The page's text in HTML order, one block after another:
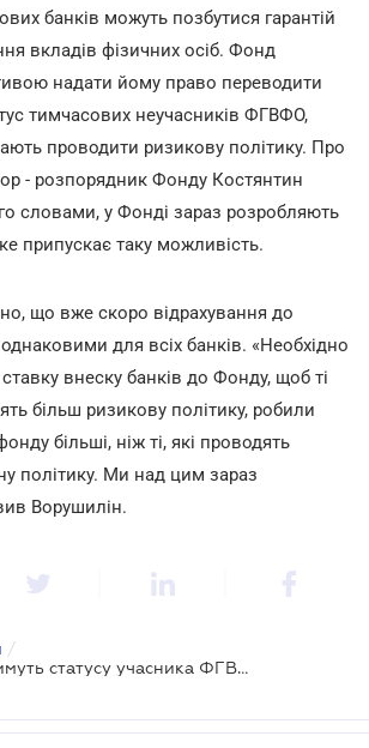
банків можуть позбутися гарантій
вкладів фізичних осіб. Фонд
надати йому право переводити
тимчасових неучасників ФГВФО,
проводити ризикову політику. Про
- розпорядник Фонду Костянтин
словами, у Фонді зараз розробляють
припускає таку можливість.
що вже скоро відрахування до
для всіх банків. «Необхідно
внеску банків до Фонду, щоб ті
більш ризикову політику, робили
більші, ніж ті, які проводять
політику. Ми над цим зараз
Ворушилін.
/
Банки позбавлятимуть статусу учасника ФГВФО,